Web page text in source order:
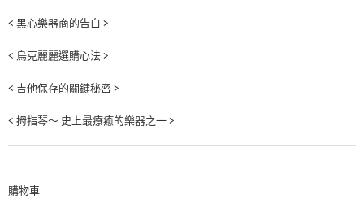
< 黑心樂器商的告白 >
< 烏克麗麗選購心法 >
< 吉他保存的關鍵秘密 >
< 拇指琴～ 史上最療癒的樂器之一 >
購物車